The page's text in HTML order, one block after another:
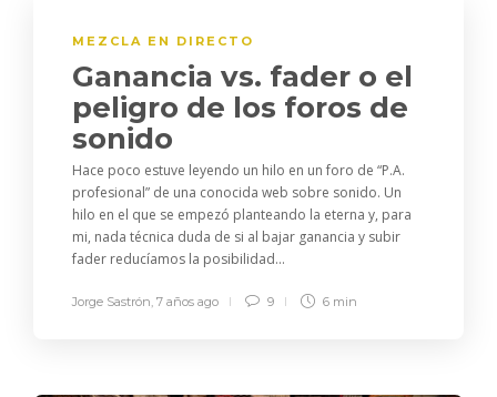
MEZCLA EN DIRECTO
Ganancia vs. fader o el
peligro de los foros de
sonido
Hace poco estuve leyendo un hilo en un foro de “P.A.
profesional” de una conocida web sobre sonido. Un
hilo en el que se empezó planteando la eterna y, para
mi, nada técnica duda de si al bajar ganancia y subir
fader reducíamos la posibilidad...
Jorge Sastrón, 7 años ago 9 6 min